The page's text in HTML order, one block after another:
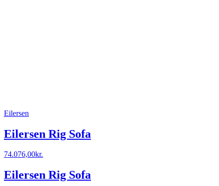
Eilersen
Eilersen Rig Sofa
74.076,00kr.
Eilersen Rig Sofa